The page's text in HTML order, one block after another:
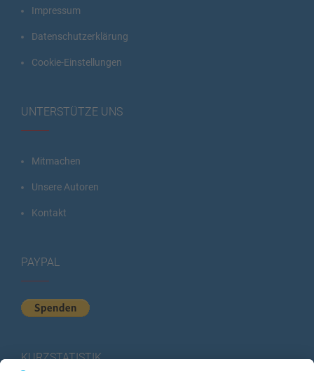
Impressum
Datenschutzerklärung
Cookie-Einstellungen
UNTERSTÜTZE UNS
Mitmachen
Unsere Autoren
Kontakt
PAYPAL
KURZSTATISTIK